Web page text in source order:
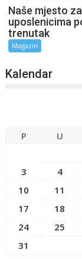
Naše mjesto
uposlenicima
trenutak
Magazin
Kalendar
P U
3
4
10
11
17
18
24
25
31